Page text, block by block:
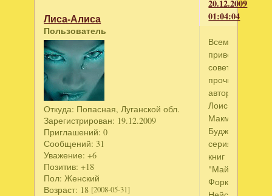
20.12.2009
01:04:04
Лиса-Алиса
Пользователь
Откуда: Попасная, Луганской обл.
Зарегистрирован: 19.12.2009
Приглашений: 0
Сообщений: 31
Уважение: +6
Позитив: +18
Пол: Женский
Возраст: 18 [2008-05-31]
Всем
привет!
советую
прочитать
автора
Лоис
Макмастер
Буджолд
серия
книг
"Майлз
Форкосиган-